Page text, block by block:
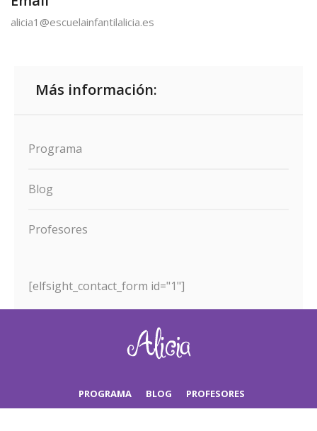
alicia1@escuelainfantilalicia.es
Más información:
Programa
Blog
Profesores
[elfsight_contact_form id="1"]
PROGRAMA BLOG PROFESORES